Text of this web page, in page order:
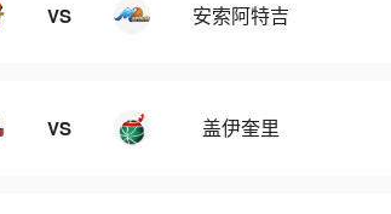
VS 安索阿特吉
VS 盖伊奎里